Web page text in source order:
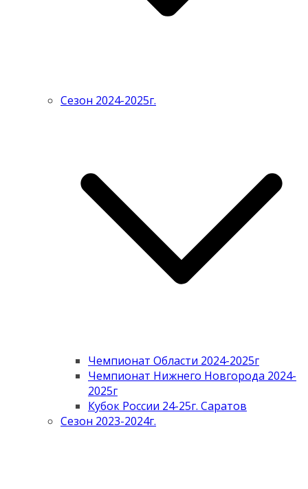
Сезон 2024-2025г.
Чемпионат Области 2024-2025г
Чемпионат Нижнего Новгорода 2024-
2025г
Кубок России 24-25г. Саратов
Сезон 2023-2024г.